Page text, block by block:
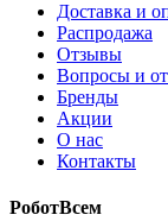
Доставка и
Распродажа
Отзывы
Вопросы и
Бренды
Акции
О нас
Контакты
РоботВсем